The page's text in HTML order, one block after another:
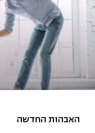
המשפחתית